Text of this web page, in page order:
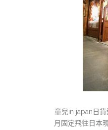
童兒in japan日
月固定飛往日本